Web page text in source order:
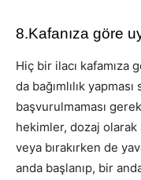
8.Kafanıza göre
Hiç bir ilacı kafamıza
da bağımlılık
başvurulmaması
hekimler, dozaj olarak
veya bırakırken de
anda başlanıp, bir